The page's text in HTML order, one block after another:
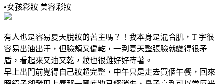
•女孩彩妝 美容彩妝
有人也是容易夏天脫妝的苦主嗎？！我本身是混合肌，T 字很
容易出油出汗，但臉頰又偏乾，一到夏天整張臉就變得很矛
盾，看起來又油又乾，妝也很難好好待著。
早上出門前覺得自己妝超完整，中午只是走去買個午餐，回來